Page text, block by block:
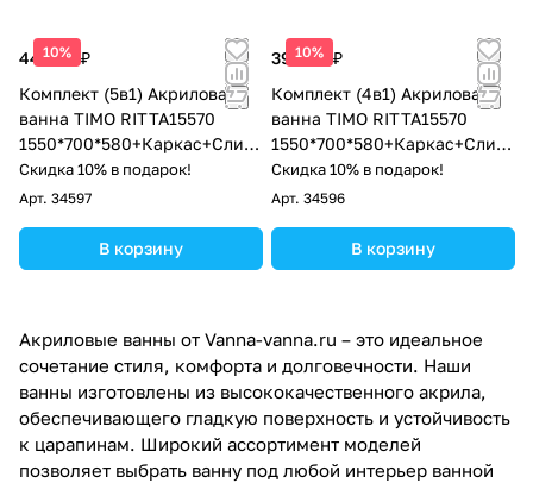
10%
44 500 ₽
Комплект (5в1) Акриловая
ванна TIMO RITTA15570
1550*700*580+Каркас+Слив-
перелив+Фронтальная
панель+Торцевая панель
Скидка 10% в подарок!
Арт. 34597
В корзину
10%
39 000 ₽
Комплект (4в1) Акриловая
ванна TIMO RITTA15570
1550*700*580+Каркас+Слив-
перелив+Фронтальная
панель
Скидка 10% в подарок!
Арт. 34596
В корзину
Акриловые ванны от Vanna-vanna.ru – это идеальное
сочетание стиля, комфорта и долговечности. Наши
ванны изготовлены из высококачественного акрила,
обеспечивающего гладкую поверхность и устойчивость
к царапинам. Широкий ассортимент моделей
позволяет выбрать ванну под любой интерьер ванной